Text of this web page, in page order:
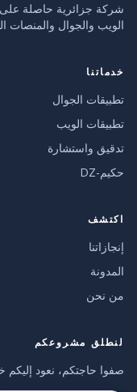
الويب والجوال والمنصات
خدماتنا
تطبيقات الجوال
تطبيقات الويب
تدقيق واستشارة
حكيم-DZ
اكتشف
إنجازاتنا
المدونة
من نحن
لنطلق مشروعكم
صفوا حاجتكم، نعود إليكم خلال 48